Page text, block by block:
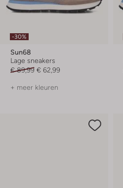
-30%
Sun68
Lage sneakers
€ 89,99 € 62,99
+ meer kleuren